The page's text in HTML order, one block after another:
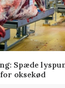
Spæde
oksekød